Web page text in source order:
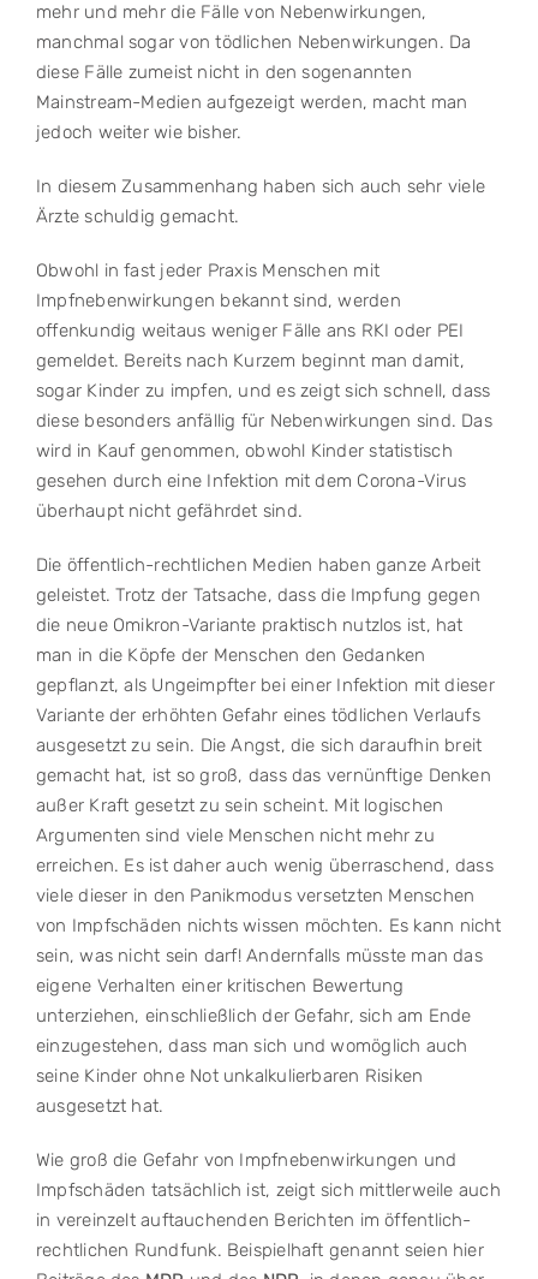
mehr und mehr die Fälle von Nebenwirkungen,
manchmal sogar von tödlichen Nebenwirkungen. Da
diese Fälle zumeist nicht in den sogenannten
Mainstream-Medien aufgezeigt werden, macht man
jedoch weiter wie bisher.
In diesem Zusammenhang haben sich auch sehr viele
Ärzte schuldig gemacht.
Obwohl in fast jeder Praxis Menschen mit
Impfnebenwirkungen bekannt sind, werden
offenkundig weitaus weniger Fälle ans RKI oder PEI
gemeldet. Bereits nach Kurzem beginnt man damit,
sogar Kinder zu impfen, und es zeigt sich schnell, dass
diese besonders anfällig für Nebenwirkungen sind. Das
wird in Kauf genommen, obwohl Kinder statistisch
gesehen durch eine Infektion mit dem Corona-Virus
überhaupt nicht gefährdet sind.
Die öffentlich-rechtlichen Medien haben ganze Arbeit
geleistet. Trotz der Tatsache, dass die Impfung gegen
die neue Omikron-Variante praktisch nutzlos ist, hat
man in die Köpfe der Menschen den Gedanken
gepflanzt, als Ungeimpfter bei einer Infektion mit dieser
Variante der erhöhten Gefahr eines tödlichen Verlaufs
ausgesetzt zu sein. Die Angst, die sich daraufhin breit
gemacht hat, ist so groß, dass das vernünftige Denken
außer Kraft gesetzt zu sein scheint. Mit logischen
Argumenten sind viele Menschen nicht mehr zu
erreichen. Es ist daher auch wenig überraschend, dass
viele dieser in den Panikmodus versetzten Menschen
von Impfschäden nichts wissen möchten. Es kann nicht
sein, was nicht sein darf! Andernfalls müsste man das
eigene Verhalten einer kritischen Bewertung
unterziehen, einschließlich der Gefahr, sich am Ende
einzugestehen, dass man sich und womöglich auch
seine Kinder ohne Not unkalkulierbaren Risiken
ausgesetzt hat.
Wie groß die Gefahr von Impfnebenwirkungen und
Impfschäden tatsächlich ist, zeigt sich mittlerweile auch
in vereinzelt auftauchenden Berichten im öffentlich-
rechtlichen Rundfunk. Beispielhaft genannt seien hier